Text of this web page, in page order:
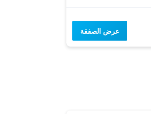
عرض الصفقة